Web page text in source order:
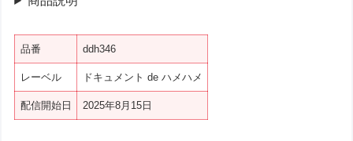
品番 ddh346
レーベル ドキュメント de ハメハメ
配信開始日 2025年8月15日